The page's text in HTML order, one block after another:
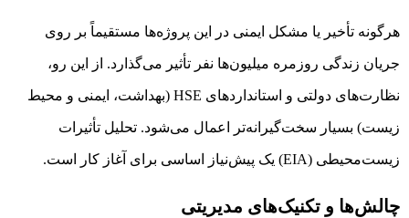
هرگونه تأخیر یا مشکل ایمنی در این پروژه‌ها مستقیماً بر روی
جریان زندگی روزمره میلیون‌ها نفر تأثیر می‌گذارد. از این رو،
نظارت‌های دولتی و استانداردهای HSE (بهداشت، ایمنی و محیط
زیست) بسیار سخت‌گیرانه‌تر اعمال می‌شود. تحلیل تأثیرات
زیست‌محیطی (EIA) یک پیش‌نیاز اساسی برای آغاز کار است.
چالش‌ها و تکنیک‌های مدیریتی